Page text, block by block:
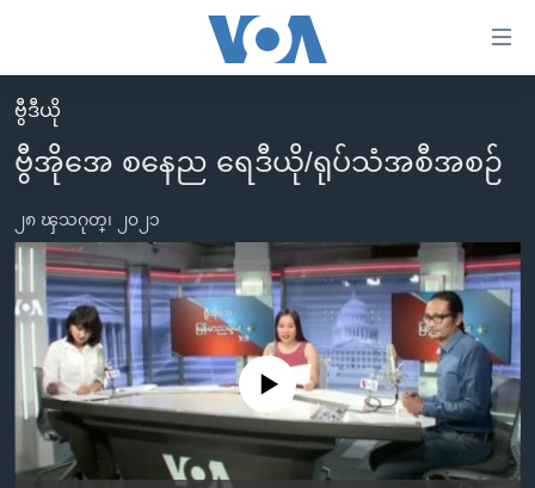
လွယ်ကူ
စေ
သည့်
Link
များ
ပင်မ
အကြောင်းအရာ
ကျော်
ကြည့်
ရန်
မူလစာမျက်နှာ
မြန်မာ
နိုင်ငံတကာ
အမေရိကန်
တရုတ်
အစ္စရေး-ပါလက်စတိုင်း
ဗွီဒီယို
သတင်းလွတ်လပ်ခွင့်
ရပ်ဝန်းတခု လမ်းတခု အလွန်
အင်္ဂလိပ်စာလေ့လာမယ်
အမေရိကန်သုံးအီဒီယံ
မကြေးမုံရဲ့ အင်္ဂလိပ်စာ
အပတ်စဉ်ကဏ္ဍများ
ရေဒီယို
ရေဒီယိုနှင့်ရုပ်သံ အချက်အလက်များ
ဗွီဒီယို
ဗွီအိုအေ စနေည ရေဒီယို/ရုပ်သံအစီအစဉ်
၂၈ ၾသဂုတ္၊ ၂၀၂၁
No media source currently available